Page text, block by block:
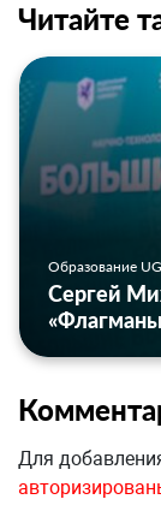
Читайте
Образование
Сергей
Для